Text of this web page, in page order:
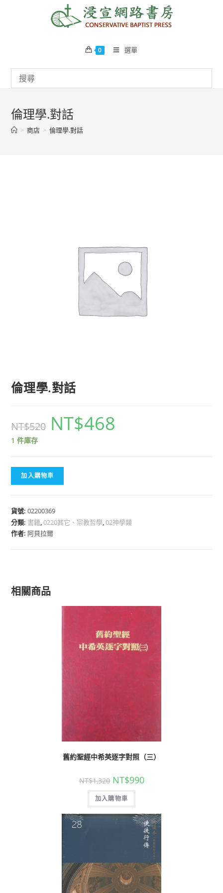
0 選單
倫理學.對話
> 商店 > 倫理學.對話
倫理學.對話
NT$520 NT$468
1 件庫存
加入購物車
貨號:02200369
分類: 書籍,0220其它、宗教哲學,02神學類
作者: 阿貝拉爾
相關商品
舊約聖經中希英逐字對照（三）
NT$1,320 NT$990
加入購物車